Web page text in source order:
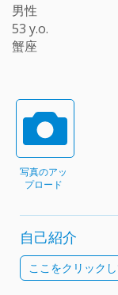
男性
53 y.o.
蟹座
写真のアッ
プロード
自己紹介
ここをクリック